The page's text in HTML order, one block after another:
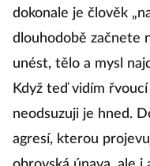
dokonale je člověk
dlouhodobě začnete
unést, tělo a mysl
Když teď vidím
neodsuzuji je hned.
agresí, kterou